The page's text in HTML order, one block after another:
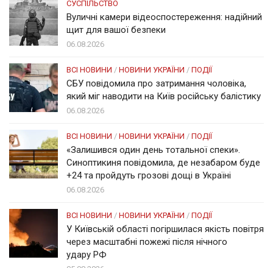
СУСПІЛЬСТВО
Вуличні камери відеоспостереження: надійний
щит для вашої безпеки
06.08.2026
ВСІ НОВИНИ / НОВИНИ УКРАЇНИ / ПОДІЇ
СБУ повідомила про затримання чоловіка,
який міг наводити на Київ російську балістику
06.08.2026
ВСІ НОВИНИ / НОВИНИ УКРАЇНИ / ПОДІЇ
«Залишився один день тотальної спеки».
Синоптикиня повідомила, де незабаром буде
+24 та пройдуть грозові дощі в Україні
06.08.2026
ВСІ НОВИНИ / НОВИНИ УКРАЇНИ / ПОДІЇ
У Київській області погіршилася якість повітря
через масштабні пожежі після нічного
удару РФ